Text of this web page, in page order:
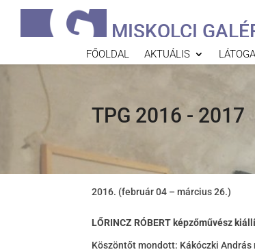
MISKOLCI
FŐOLDAL AKTUÁLIS
TPG 2016 - 2017
(február 04 – március 26.)
LŐRINCZ RÓBERT képzőművész
Köszöntőt mondott: Kákóczki